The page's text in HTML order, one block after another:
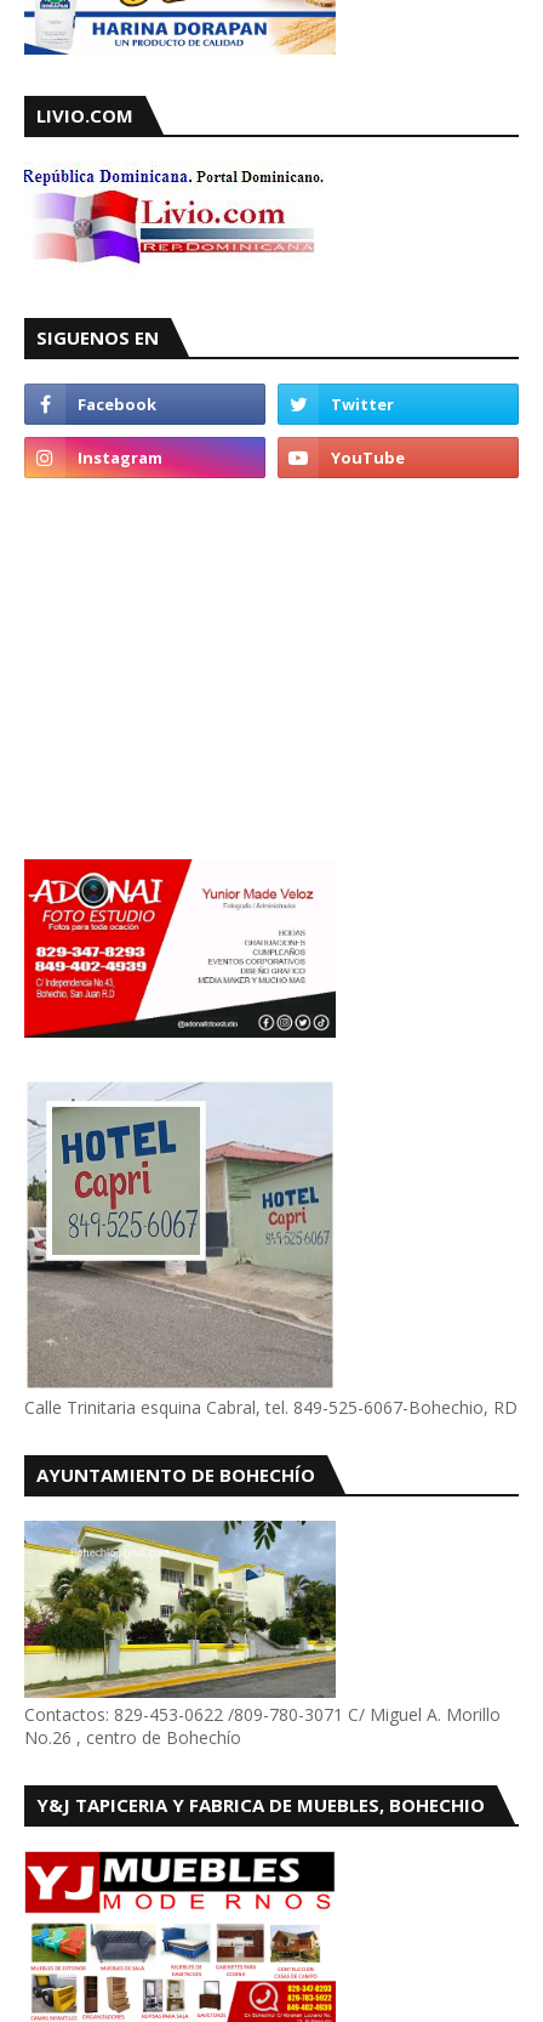
LIVIO.COM
SIGUENOS EN
Calle Trinitaria esquina Cabral, tel. 849-525-6067-Bohechio, RD
AYUNTAMIENTO DE BOHECHÍO
Contactos: 829-453-0622 /809-780-3071 C/ Miguel A. Morillo
No.26 , centro de Bohechío
Y&J TAPICERIA Y FABRICA DE MUEBLES, BOHECHIO